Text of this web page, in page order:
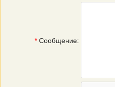
* Сообщение: